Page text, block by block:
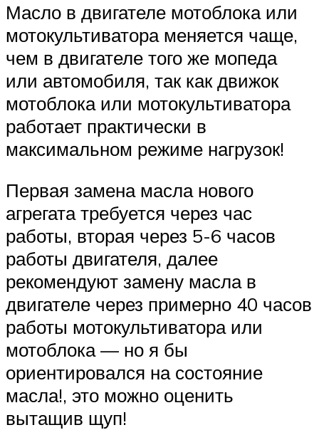
Масло в двигателе мотоблока или
мотокультиватора меняется чаще,
чем в двигателе того же мопеда
или автомобиля, так как движок
мотоблока или мотокультиватора
работает практически в
максимальном режиме нагрузок!
Первая замена масла нового
агрегата требуется через час
работы, вторая через 5-6 часов
работы двигателя, далее
рекомендуют замену масла в
двигателе через примерно 40 часов
работы мотокультиватора или
мотоблока — но я бы
ориентировался на состояние
масла!, это можно оценить
вытащив щуп!